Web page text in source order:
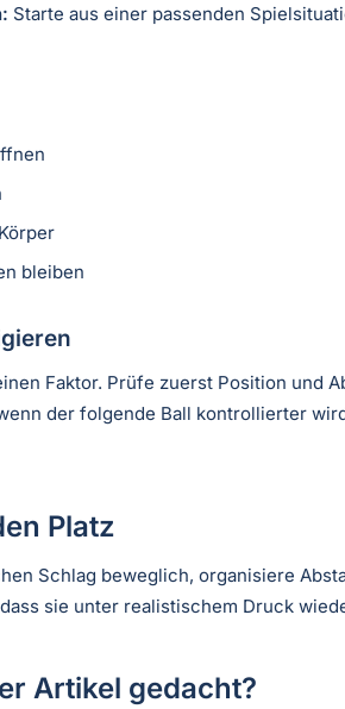
Starte aus einer passenden
bleiben
Faktor. Prüfe zuerst Position und
der folgende Ball kontrollierter
Platz
Schlag beweglich, organisiere
sie unter realistischem Druck
Artikel gedacht?